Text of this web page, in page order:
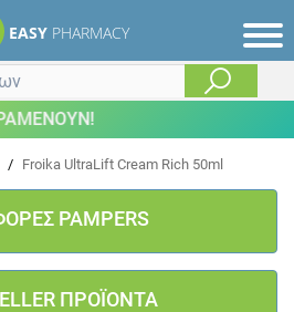
EASY PHARMACY
/ Froika UltraLift Cream Rich 50ml
PAMPERS
ΠΡΟΪΟΝΤΑ